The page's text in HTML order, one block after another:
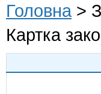
Головна >
Картка